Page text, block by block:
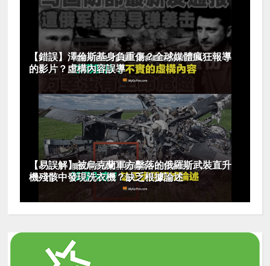
【錯誤】澤倫斯基身負重傷？全球媒體瘋狂報導
的影片？虛構內容誤導
【易誤解】被烏克蘭軍方擊落的俄羅斯武裝直升
機殘骸中發現洗衣機？缺乏根據論述